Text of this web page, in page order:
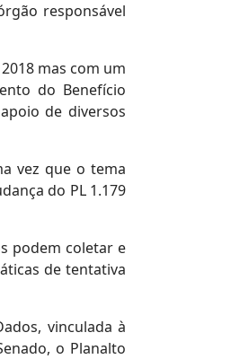
responsável
mas com um
do Benefício
de diversos
vez que o tema
do PL 1.179
podem coletar e
de tentativa
vinculada à
o Planalto